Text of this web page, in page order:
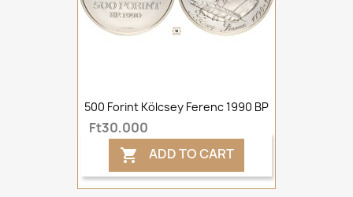
500 Forint Kölcsey Ferenc 1990 BP
Ft30,000
 ADD TO CART